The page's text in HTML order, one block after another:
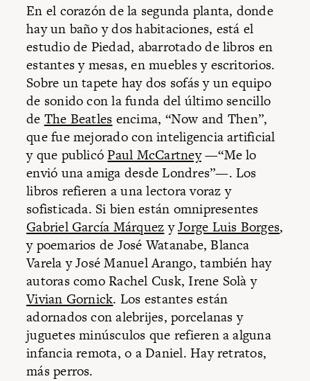
En el corazón de la segunda planta, donde
hay un baño y dos habitaciones, está el
estudio de Piedad, abarrotado de libros en
estantes y mesas, en muebles y escritorios.
Sobre un tapete hay dos sofás y un equipo
de sonido con la funda del último sencillo
de The Beatles encima, “Now and Then”,
que fue mejorado con inteligencia artificial
y que publicóPaul McCartney—“Me lo
envió una amiga desde Londres”—. Los
libros refieren a una lectora voraz y
sofisticada. Si bien están omnipresentes
Gabriel García MárquezyJorge Luis Borges,
y poemarios de José Watanabe, Blanca
Varela y José Manuel Arango, también hay
autoras como Rachel Cusk, Irene Solà y
Vivian Gornick. Los estantes están
adornados con alebrijes, porcelanas y
juguetes minúsculos que refieren a alguna
infancia remota, o a Daniel. Hay retratos,
más perros.